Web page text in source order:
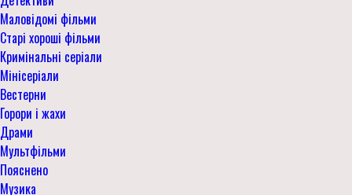
Маловідомі фільми
Старі хороші фільми
Кримінальні серіали
Мінісеріали
Вестерни
Горори і жахи
Драми
Мультфільми
Пояснено
Музика